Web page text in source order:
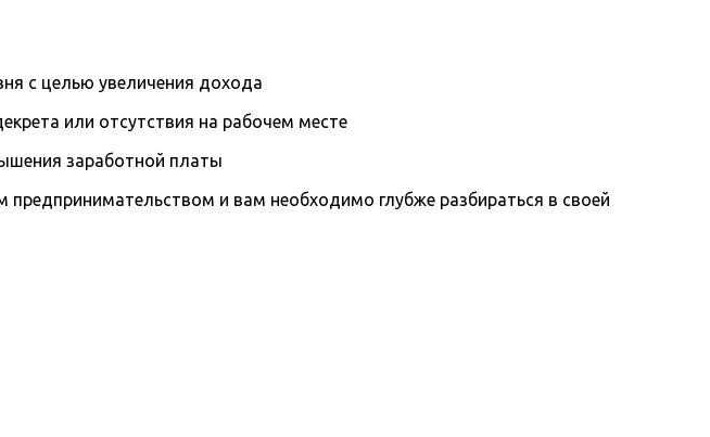
с целью увеличения дохода
или отсутствия на рабочем месте
заработной платы
и вам необходимо глубже разбираться в своей